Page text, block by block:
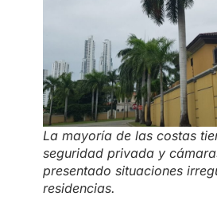
La mayoría de las costas
seguridad privada y
presentado situaciones
residencias.